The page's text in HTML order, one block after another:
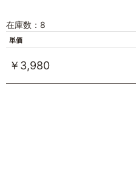
在庫数：8
単価
￥3,980